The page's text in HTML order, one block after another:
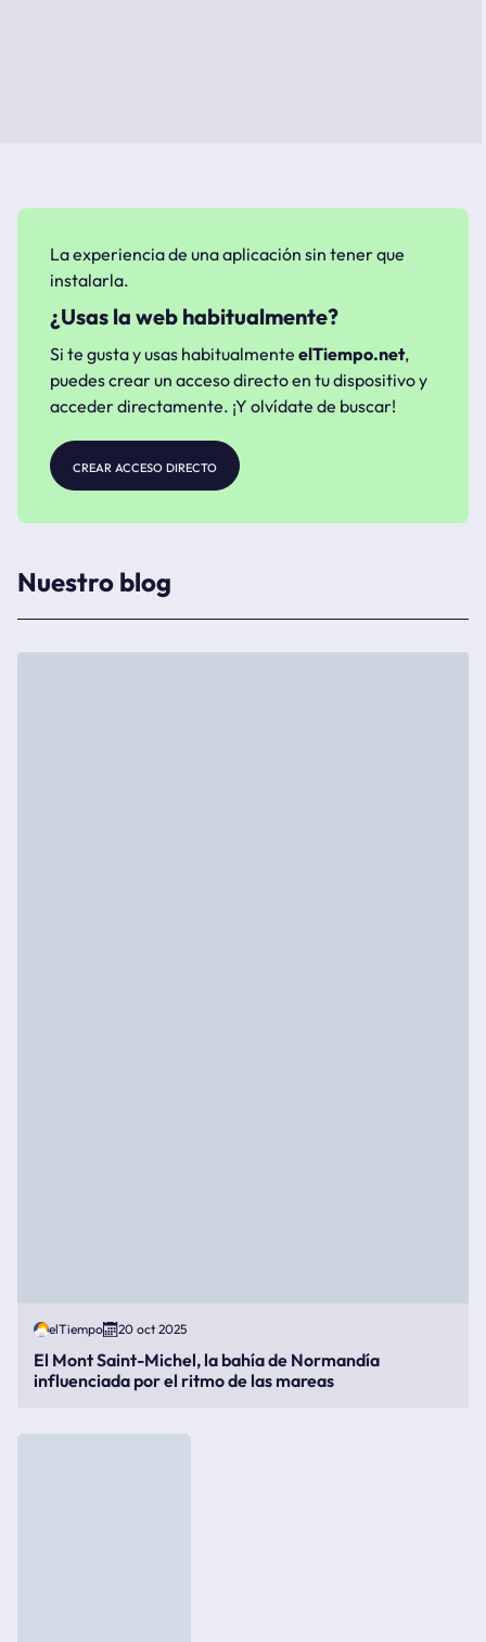
La experiencia de una aplicación sin tener que
instalarla.
¿Usas la web habitualmente?
Si te gusta y usas habitualmente elTiempo.net,
puedes crear un acceso directo en tu dispositivo y
acceder directamente. ¡Y olvídate de buscar!
crear acceso directo
Nuestro blog
elTiempo 20 oct 2025
El Mont Saint-Michel, la bahía de Normandía
influenciada por el ritmo de las mareas